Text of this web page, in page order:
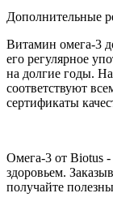
Дополнительные
Витамин омега-3
его регулярное
на долгие годы.
соответствуют
сертификаты
Омега-3 от Biotus -
здоровьем.
получайте